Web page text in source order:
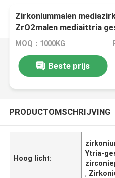
Zirkoniummalen
ZrO2malen mediaittria
zirkoniumkralen
MOQ：1000KG
Beste prijs
PRODUCTOMSCHRIJVING
Hoog licht:
Ytria-
,